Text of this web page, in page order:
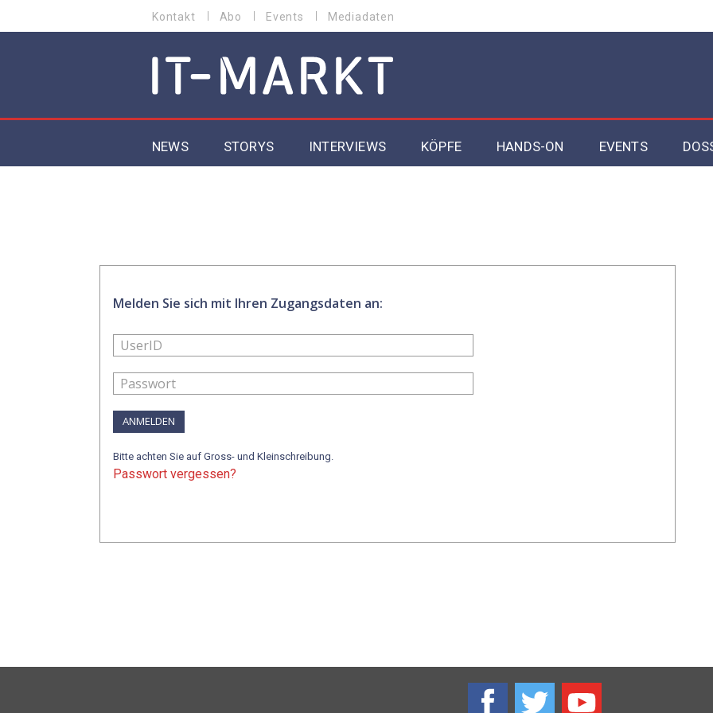
HEADER
Kontakt Abo Events Mediadaten
MAIN NAVIGATION
NEWS STORYS INTERVIEWS KÖPFE HANDS-ON EVENTS
Melden Sie sich mit Ihren Zugangsdaten an:
ANMELDEN
Bitte achten Sie auf Gross- und Kleinschreibung.
Passwort vergessen?